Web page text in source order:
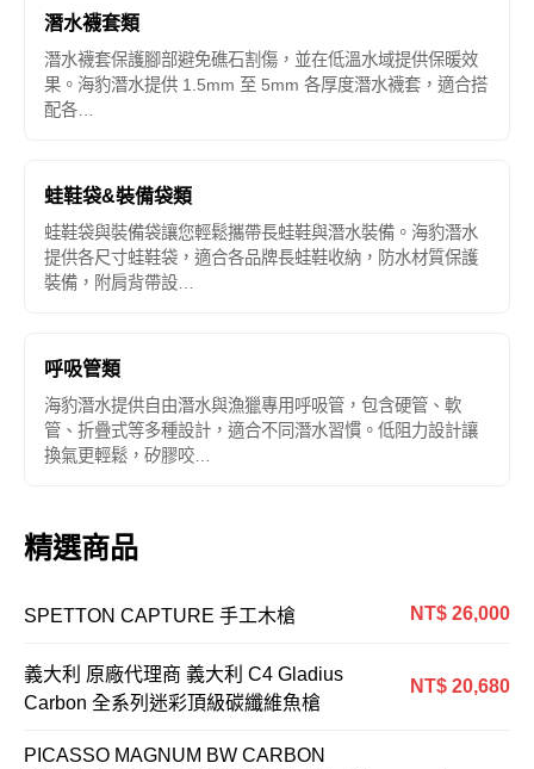
潛水襪套類
潛水襪套保護腳部避免礁石割傷，並在低溫水域提供保暖效
果。海豹潛水提供 1.5mm 至 5mm 各厚度潛水襪套，適合搭
配各…
蛙鞋袋&裝備袋類
蛙鞋袋與裝備袋讓您輕鬆攜帶長蛙鞋與潛水裝備。海豹潛水
提供各尺寸蛙鞋袋，適合各品牌長蛙鞋收納，防水材質保護
裝備，附肩背帶設…
呼吸管類
海豹潛水提供自由潛水與漁獵專用呼吸管，包含硬管、軟
管、折疊式等多種設計，適合不同潛水習慣。低阻力設計讓
換氣更輕鬆，矽膠咬…
精選商品
SPETTON CAPTURE 手工木槍 NT$ 26,000
義大利 原廠代理商 義大利 C4 Gladius
Carbon 全系列迷彩頂級碳纖維魚槍
NT$ 20,680
PICASSO MAGNUM BW CARBON